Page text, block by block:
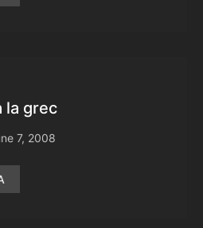
la grec
7, 2008